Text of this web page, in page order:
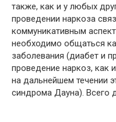
также, как и у любых
проведении наркоза
коммуникативным
необходимо общаться
заболевания (диабет и
проведение наркоз, как
на дальнейшем течении
синдрома Дауна). Всего